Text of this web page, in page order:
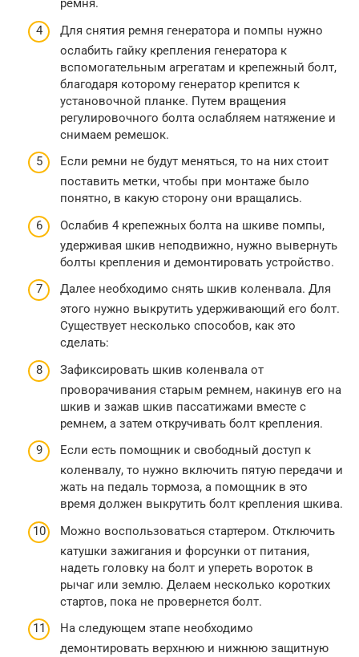
ремня.
Для снятия ремня генератора и помпы нужно
ослабить гайку крепления генератора к
вспомогательным агрегатам и крепежный болт,
благодаря которому генератор крепится к
установочной планке. Путем вращения
регулировочного болта ослабляем натяжение и
снимаем ремешок.
Если ремни не будут меняться, то на них стоит
поставить метки, чтобы при монтаже было
понятно, в какую сторону они вращались.
Ослабив 4 крепежных болта на шкиве помпы,
удерживая шкив неподвижно, нужно вывернуть
болты крепления и демонтировать устройство.
Далее необходимо снять шкив коленвала. Для
этого нужно выкрутить удерживающий его болт.
Существует несколько способов, как это
сделать:
Зафиксировать шкив коленвала от
проворачивания старым ремнем, накинув его на
шкив и зажав шкив пассатижами вместе с
ремнем, а затем откручивать болт крепления.
Если есть помощник и свободный доступ к
коленвалу, то нужно включить пятую передачи и
жать на педаль тормоза, а помощник в это
время должен выкрутить болт крепления шкива.
Можно воспользоваться стартером. Отключить
катушки зажигания и форсунки от питания,
надеть головку на болт и упереть вороток в
рычаг или землю. Делаем несколько коротких
стартов, пока не провернется болт.
На следующем этапе необходимо
демонтировать верхнюю и нижнюю защитную